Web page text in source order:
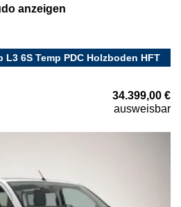
anzeigen
L3 6S Temp PDC Holzboden HFT
34.399,00 €
ausweisbar